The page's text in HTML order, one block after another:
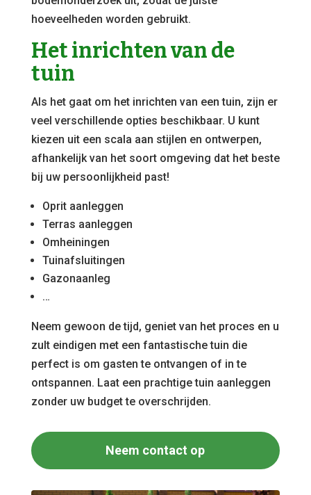
hoeveelheden worden gebruikt.
Het inrichten van de
tuin
Als het gaat om het inrichten van een tuin, zijn er
veel verschillende opties beschikbaar. U kunt
kiezen uit een scala aan stijlen en ontwerpen,
afhankelijk van het soort omgeving dat het beste
bij uw persoonlijkheid past!
Oprit aanleggen
Terras aanleggen
Omheiningen
Tuinafsluitingen
Gazonaanleg
…
Neem gewoon de tijd, geniet van het proces en u
zult eindigen met een fantastische tuin die
perfect is om gasten te ontvangen of in te
ontspannen. Laat een prachtige tuin aanleggen
zonder uw budget te overschrijden.
Neem contact op